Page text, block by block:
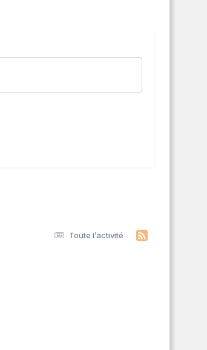
Toute l’activité